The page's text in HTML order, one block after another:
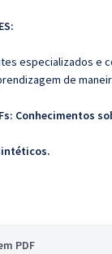
especializados e
de
Conhecimentos
PDF